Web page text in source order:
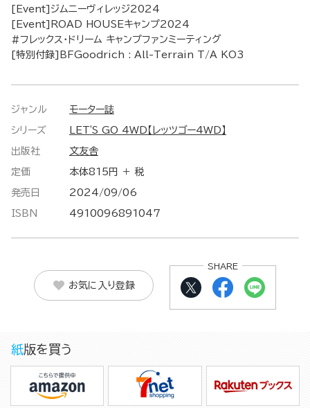
[Event]ジムニーヴィレッジ2024
[Event]ROAD HOUSEキャンプ2024
#フレックス・ドリーム キャンプファンミーティング
[特別付録]BFGoodrich : All-Terrain T/A KO3
ジャンル モーター誌
シリーズ LET'S GO 4WD【レッツゴー4WD】
出版社 文友舎
定価 本体815円 ＋ 税
発売日 2024/09/06
ISBN 4910096891047
お気に入り登録
SHARE
紙版を買う